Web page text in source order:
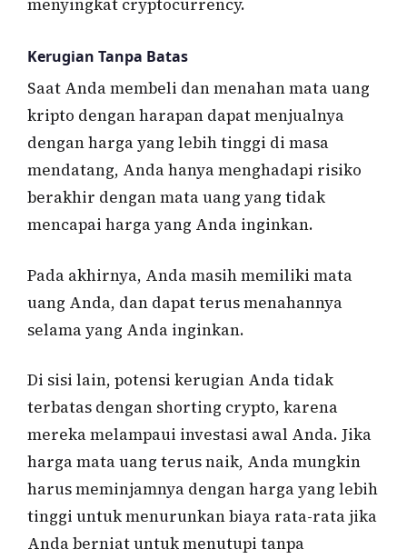
menyingkat cryptocurrency.
Kerugian Tanpa Batas
Saat Anda membeli dan menahan mata uang
kripto dengan harapan dapat menjualnya
dengan harga yang lebih tinggi di masa
mendatang, Anda hanya menghadapi risiko
berakhir dengan mata uang yang tidak
mencapai harga yang Anda inginkan.
Pada akhirnya, Anda masih memiliki mata
uang Anda, dan dapat terus menahannya
selama yang Anda inginkan.
Di sisi lain, potensi kerugian Anda tidak
terbatas dengan shorting crypto, karena
mereka melampaui investasi awal Anda. Jika
harga mata uang terus naik, Anda mungkin
harus meminjamnya dengan harga yang lebih
tinggi untuk menurunkan biaya rata-rata jika
Anda berniat untuk menutupi tanpa